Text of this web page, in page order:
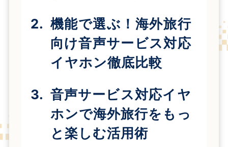
機能で選ぶ！海外旅行
向け音声サービス対応
イヤホン徹底比較
音声サービス対応イヤ
ホンで海外旅行をもっ
と楽しむ活用術